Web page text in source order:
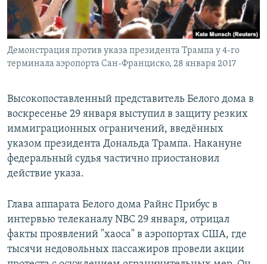
Հայերեն
English
Русский
Все сайты Радио Азатутюн
Демонстрация против указа президента Трампа у 4-го
терминала аэропорта Сан-Франциско, 28 января 2017
Высокопоставленный представитель Белого дома в
воскресенье 29 января выступил в защиту резких
иммиграционных ограничений, введённых
указом президента Дональда Трампа. Накануне
федеральный судья частично приостановил
действие указа.
Глава аппарата Белого дома Райнс Прибус в
интервью телеканалу NBC 29 января, отрицал
факты проявлений "хаоса" в аэропортах США, где
тысячи недовольных пассажиров провели акции